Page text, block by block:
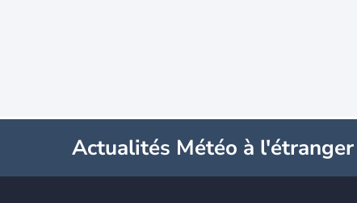
Actualités Météo à l'étranger